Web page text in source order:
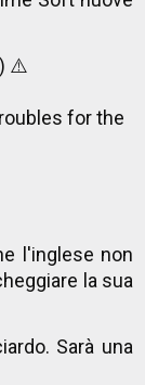
⚠️
for the
l'inglese non
la sua
Sarà una